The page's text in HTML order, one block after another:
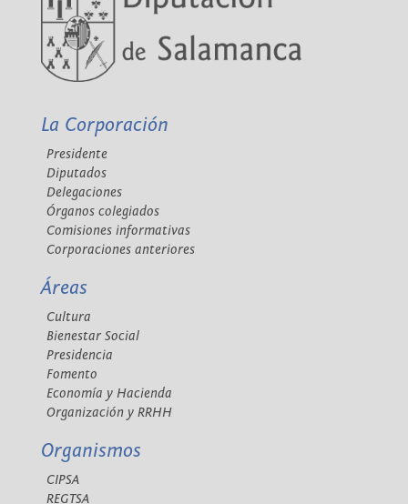
La Corporación
Presidente
Diputados
Delegaciones
Órganos colegiados
Comisiones informativas
Corporaciones anteriores
Áreas
Cultura
Bienestar Social
Presidencia
Fomento
Economía y Hacienda
Organización y RRHH
Organismos
CIPSA
REGTSA